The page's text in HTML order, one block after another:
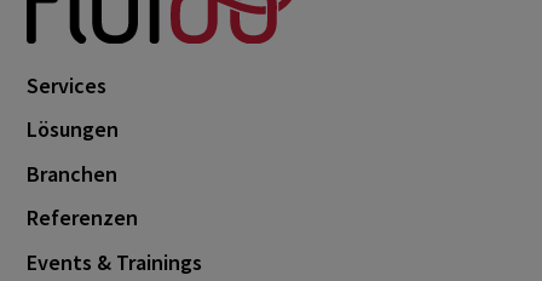
Services
Lösungen
Branchen
Referenzen
Events & Trainings